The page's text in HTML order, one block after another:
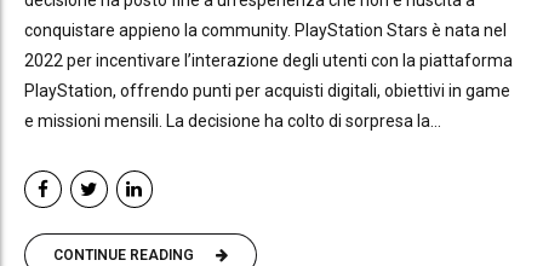
conquistare appieno la community. PlayStation Stars è nata nel
2022 per incentivare l’interazione degli utenti con la piattaforma
PlayStation, offrendo punti per acquisti digitali, obiettivi in game
e missioni mensili. La decisione ha colto di sorpresa la...
CONTINUE READING